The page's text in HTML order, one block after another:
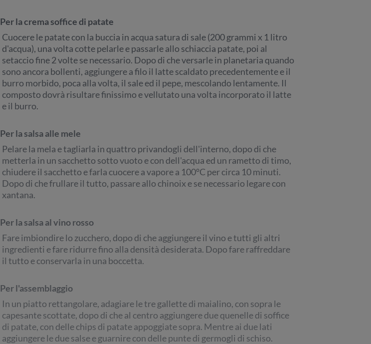
Per la crema soffice di patate
Cuocere le patate con la buccia in acqua satura di sale (200 grammi x 1 litro
d'acqua), una volta cotte pelarle e passarle allo schiaccia patate, poi al
setaccio fine 2 volte se necessario. Dopo di che versarle in planetaria quando
sono ancora bollenti, aggiungere a filo il latte scaldato precedentemente e il
burro morbido, poca alla volta, il sale ed il pepe, mescolando lentamente. Il
composto dovrà risultare finissimo e vellutato una volta incorporato il latte
e il burro.
Per la salsa alle mele
Pelare la mela e tagliarla in quattro privandogli dell'interno, dopo di che
metterla in un sacchetto sotto vuoto e con dell'acqua ed un rametto di timo,
chiudere il sacchetto e farla cuocere a vapore a 100°C per circa 10 minuti.
Dopo di che frullare il tutto, passare allo chinoix e se necessario legare con
xantana.
Per la salsa al vino rosso
Fare imbiondire lo zucchero, dopo di che aggiungere il vino e tutti gli altri
ingredienti e fare ridurre fino alla densità desiderata. Dopo fare raffreddare
il tutto e conservarla in una boccetta.
Per l'assemblaggio
In un piatto rettangolare, adagiare le tre gallette di maialino, con sopra le
capesante scottate, dopo di che al centro aggiungere due quenelle di soffice
di patate, con delle chips di patate appoggiate sopra. Mentre ai due lati
aggiungere le due salse e guarnire con delle punte di germogli di schiso.